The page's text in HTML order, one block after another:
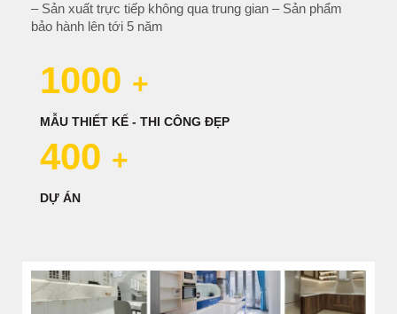
– Sản xuất trực tiếp không qua trung gian – Sản phẩm
bảo hành lên tới 5 năm
1000 +
MẪU THIẾT KẾ - THI CÔNG ĐẸP
400 +
DỰ ÁN